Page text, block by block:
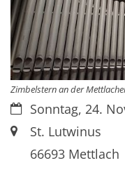
Zimbelstern an der
Datum:Sonntag, 24.
Ort:St. Lutwinus
66693Mettlach